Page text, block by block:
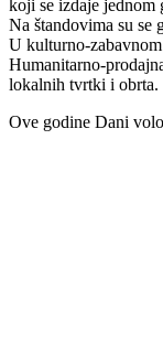
koji se izdaje
Na štandovima su se
U kulturno-
Humanitarno-
lokalnih tvrtki i obrta.
Ove godine Dani